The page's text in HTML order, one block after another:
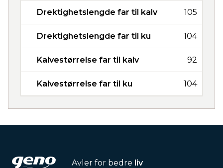
Drektighetslengde far til kalv 105
Drektighetslengde far til ku 104
Kalvestørrelse far til kalv 92
Kalvestørrelse far til ku 104
Avler for bedre liv